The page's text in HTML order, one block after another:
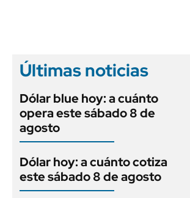
Últimas noticias
Dólar blue hoy: a cuánto
opera este sábado 8 de
agosto
Dólar hoy: a cuánto cotiza
este sábado 8 de agosto